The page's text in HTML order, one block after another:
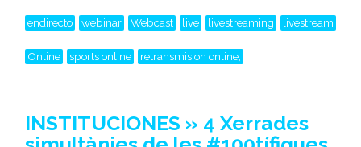
endirecto webinar Webcast live livestreaming livestream
Online sports online retransmision online,
INSTITUCIONES » 4 Xerrades